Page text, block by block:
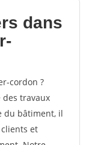
dans
cordon ?
travaux
du bâtiment, il
et